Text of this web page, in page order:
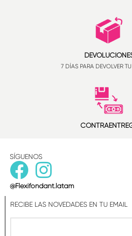
7 DÍAS PARA DEVOLVER
SÍGUENOS
@Flexifondant.latam
RECIBE LAS NOVEDADES EN TU EMAIL